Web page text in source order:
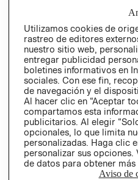
Ecuador ($)
CAMBIAR REGIÓN
Utilizamos cookies de
rastreo de editores
nuestro sitio web,
entregar publicidad
boletines informativos en
sociales. Con ese fin,
de navegación y el
Al hacer clic en “Aceptar
compartamos esta
publicitarios. Al elegir
opcionales, lo que limita
personalizadas. Haga clic
personalizar sus
de datos para obtener
Aviso de